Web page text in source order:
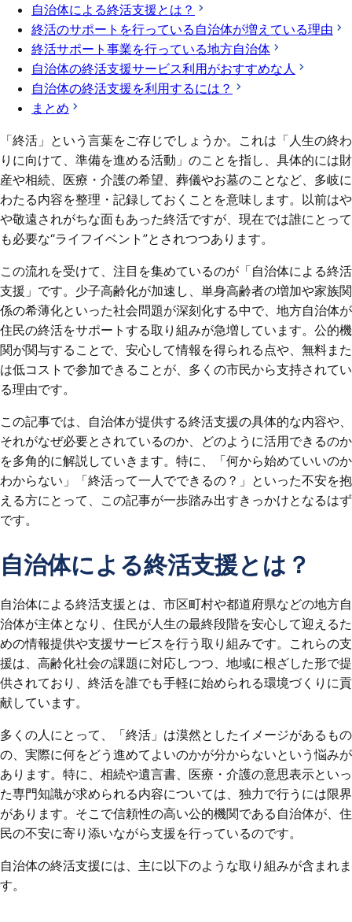
自治体による終活支援とは？
終活のサポートを行っている自治体が増えている理由
終活サポート事業を行っている地方自治体
自治体の終活支援サービス利用がおすすめな人
自治体の終活支援を利用するには？
まとめ
「終活」という言葉をご存じでしょうか。これは「人生の終わ
りに向けて、準備を進める活動」のことを指し、具体的には財
産や相続、医療・介護の希望、葬儀やお墓のことなど、多岐に
わたる内容を整理・記録しておくことを意味します。以前はや
や敬遠されがちな面もあった終活ですが、現在では誰にとって
も必要な“ライフイベント”とされつつあります。
この流れを受けて、注目を集めているのが「自治体による終活
支援」です。少子高齢化が加速し、単身高齢者の増加や家族関
係の希薄化といった社会問題が深刻化する中で、地方自治体が
住民の終活をサポートする取り組みが急増しています。公的機
関が関与することで、安心して情報を得られる点や、無料また
は低コストで参加できることが、多くの市民から支持されてい
る理由です。
この記事では、自治体が提供する終活支援の具体的な内容や、
それがなぜ必要とされているのか、どのように活用できるのか
を多角的に解説していきます。特に、「何から始めていいのか
わからない」「終活って一人でできるの？」といった不安を抱
える方にとって、この記事が一歩踏み出すきっかけとなるはず
です。
自治体による終活支援とは？
自治体による終活支援とは、市区町村や都道府県などの地方自
治体が主体となり、住民が人生の最終段階を安心して迎えるた
めの情報提供や支援サービスを行う取り組みです。これらの支
援は、高齢化社会の課題に対応しつつ、地域に根ざした形で提
供されており、終活を誰でも手軽に始められる環境づくりに貢
献しています。
多くの人にとって、「終活」は漠然としたイメージがあるもの
の、実際に何をどう進めてよいのかが分からないという悩みが
あります。特に、相続や遺言書、医療・介護の意思表示といっ
た専門知識が求められる内容については、独力で行うには限界
があります。そこで信頼性の高い公的機関である自治体が、住
民の不安に寄り添いながら支援を行っているのです。
自治体の終活支援には、主に以下のような取り組みが含まれま
す。